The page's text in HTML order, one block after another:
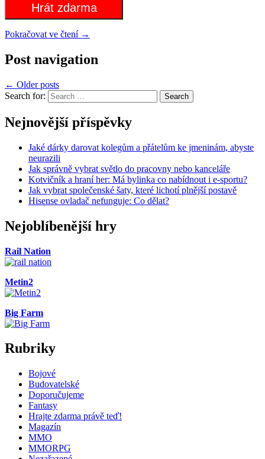
Hrát zdarma
Pokračovat ve čtení →
Post navigation
← Older posts
Search for:
Nejnovější příspěvky
Jaké dárky darovat kolegům a přátelům ke jmeninám, abyste
neurazili
Jak správně vybrat světlo do pracovny nebo kanceláře
Kotvičník a hraní her: Má bylinka co nabídnout i e-sportu?
Jak vybrat společenské šaty, které lichotí plnější postavě
Hisense ovladač nefunguje: Co dělat?
Nejoblíbenější hry
Rail Nation
Metin2
Big Farm
Rubriky
Bojové
Budovatelské
Doporučujeme
Fantasy
Hrajte zdarma právě teď!
Magazín
MMO
MMORPG